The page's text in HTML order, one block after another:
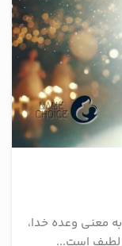
معنی وعده خدا،